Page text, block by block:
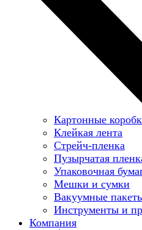
Картонные
Клейкая лента
Стрейч-пленка
Пузырчатая
Упаковочная
Мешки и сумки
Вакуумные
Инструменты и
Компания